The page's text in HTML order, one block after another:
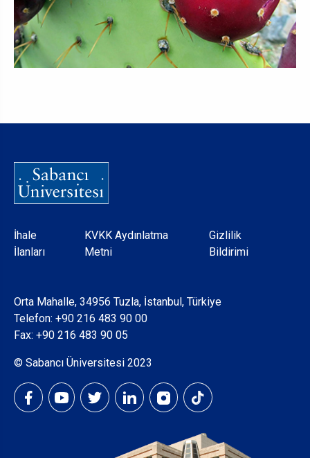
Dipnot
İhale
İlanları
KVKK Aydınlatma
Metni
Gizlilik
Bildirimi
Orta Mahalle, 34956 Tuzla, İstanbul, Türkiye
Telefon: +90 216 483 90 00
Fax: +90 216 483 90 05
© Sabancı Üniversitesi 2023